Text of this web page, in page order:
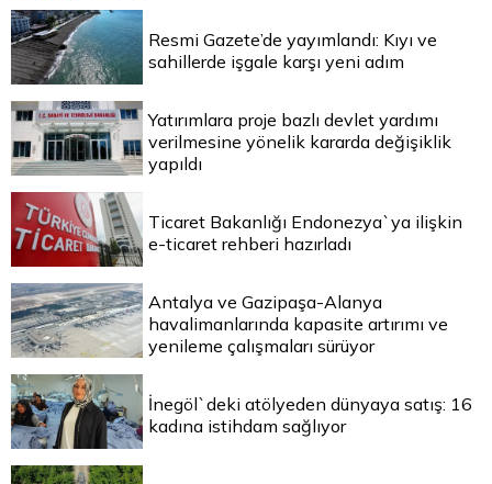
Resmi Gazete’de yayımlandı: Kıyı ve
sahillerde işgale karşı yeni adım
Yatırımlara proje bazlı devlet yardımı
verilmesine yönelik kararda değişiklik
yapıldı
Ticaret Bakanlığı Endonezya`ya ilişkin
e-ticaret rehberi hazırladı
Antalya ve Gazipaşa-Alanya
havalimanlarında kapasite artırımı ve
yenileme çalışmaları sürüyor
İnegöl`deki atölyeden dünyaya satış: 16
kadına istihdam sağlıyor